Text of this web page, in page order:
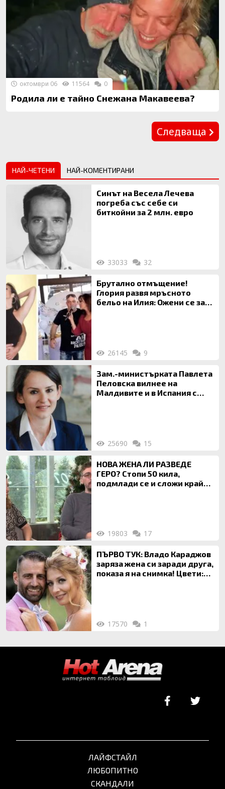
Родила ли е тайно Снежана Макавеева?
октомври 06 11564 0
Следваща
НАЙ-ЧЕТЕНИ НАЙ-КОМЕНТИРАНИ
Синът на Весела Лечева
погреба със себе си
биткойни за 2 млн. евро
33033 32
Брутално отмъщение!
Глория развя мръсното
бельо на Илия: Ожени се за
26145 9
Зам.-министърката Павлета
Пеловска вилнее на
Малдивите и в Испания с
25690 15
НОВА ЖЕНА ЛИ РАЗВЕДЕ
ГЕРО? Стопи 50 кила,
подмлади се и сложи край
19803 17
ПЪРВО ТУК: Владо Караджов
заряза жена си заради друга,
показа я на снимка! Цвети:
17570 1
ЛАЙФСТАЙЛ
ЛЮБОПИТНО
СКАНДАЛИ